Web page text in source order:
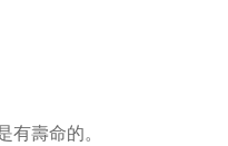
壽命的。